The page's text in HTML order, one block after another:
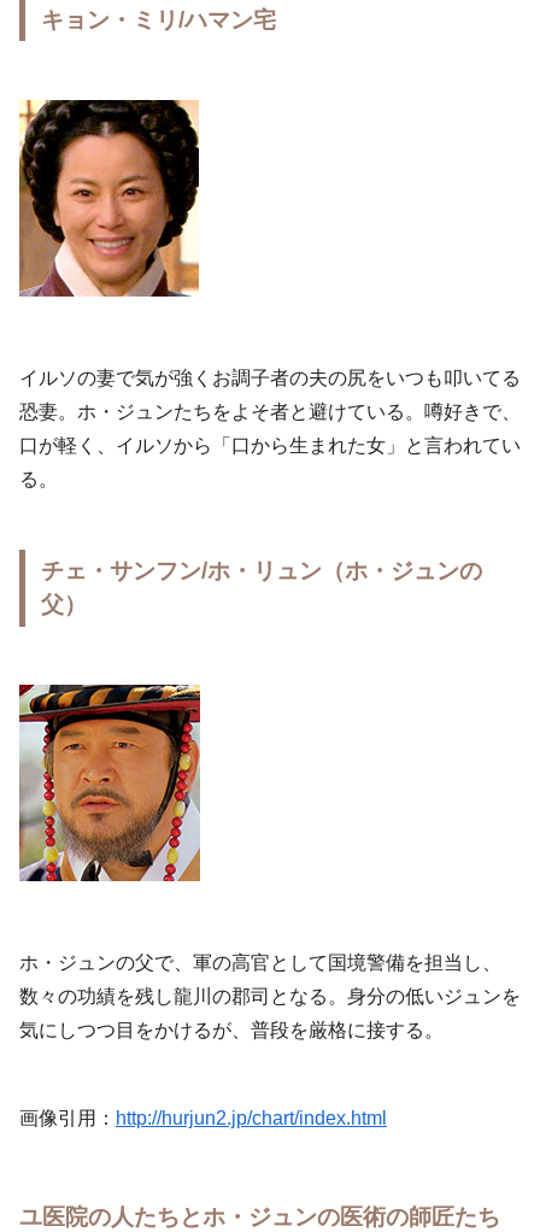
キョン・ミリ/ハマン宅
イルソの妻で気が強くお調子者の夫の尻をいつも叩いてる
恐妻。ホ・ジュンたちをよそ者と避けている。噂好きで、
口が軽く、イルソから「口から生まれた女」と言われてい
る。
チェ・サンフン/ホ・リュン（ホ・ジュンの
父）
ホ・ジュンの父で、軍の高官として国境警備を担当し、
数々の功績を残し龍川の郡司となる。身分の低いジュンを
気にしつつ目をかけるが、普段を厳格に接する。
画像引用： http://hurjun2.jp/chart/index.html
ユ医院の人たちとホ・ジュンの医術の師匠たち